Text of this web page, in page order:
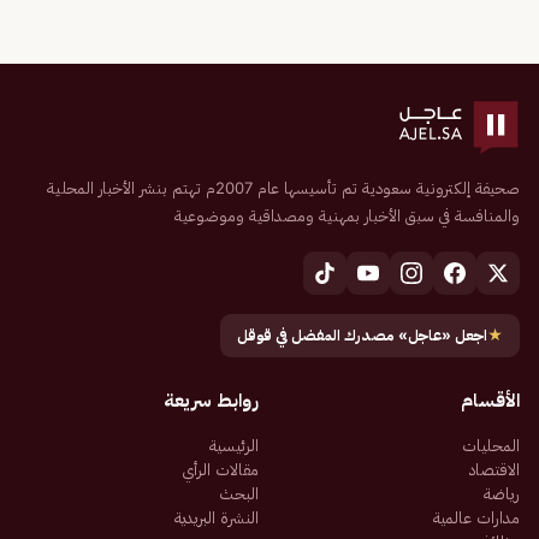
صحيفة إلكترونية سعودية تم تأسيسها عام 2007م تهتم بنشر الأخبار المحلية
والمنافسة في سبق الأخبار بمهنية ومصداقية وموضوعية
★اجعل «عاجل» مصدرك المفضل في قوقل
الأقسام
المحليات
الاقتصاد
رياضة
مدارات عالمية
روابط سريعة
الرئيسية
مقالات الرأي
البحث
النشرة البريدية